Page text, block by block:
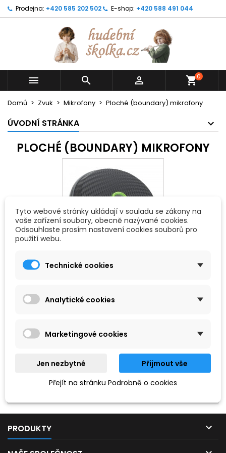
Prodejna: +420 585 202 502 E-shop: +420 588 491 044
   shopping_cart0
Domů Zvuk Mikrofony Ploché (boundary) mikrofony
ÚVODNÍ STRÁNKA
PLOCHÉ (BOUNDARY) MIKROFONY
Ploché (boundary) mikrofony ideální na stůl nebo zeď
Mohou mít ruční spínač nebo se mohou aktivovat zvukem.
Hledaný výraz nebyl nenalezen.
Prosím, zkuste zadat něco jiného.
PRODUKTY 
Tyto webové stránky ukládají v souladu se zákony na
vaše zařízení soubory, obecně nazývané cookies.
Odsouhlaste prosím nastavení cookies souborů pro
použití webu.
Technické cookies
Analytické cookies
Marketingové cookies
Jen nezbytné
Přijmout vše
Přejít na stránku Podrobně o cookies